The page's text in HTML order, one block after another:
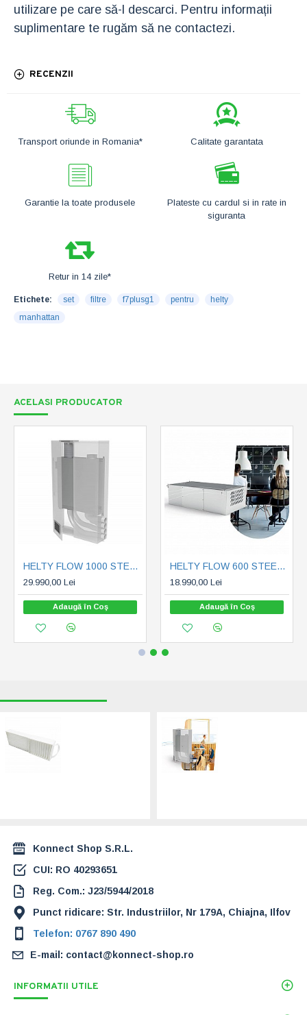
Transport oriunde in Romania* Calitate garantata
Garantie la toate produsele
Plateste cu cardul si in rate in
siguranta
Retur in 14 zile*
utilizare pe care să-l descarci. Pentru informații
suplimentare te rugăm să ne contactezi.
RECENZII
Etichete: set filtre f7plusg1 pentru
helty
manhattan
ACELASI PRODUCATOR
HELTY FLOW 1000 STEEL - MONTAJ TAVAN SAU PERETE ( 1000 mc/h) (Flow1000)
29.990,00 Lei
Adaugă în Coş
HELTY FLOW 600 STEEL - MONTAJ TAVAN SAU PERETE ( 600 mc/h) (1VMC04020)
18.990,00 Lei
Adaugă în Coş
Konnect Shop S.R.L.
CUI: RO 40293651
Reg. Com.: J23/5944/2018
Punct ridicare: Str. Industriilor, Nr 179A, Chiajna, Ilfov
Telefon: 0767 890 490
E-mail: contact@konnect-shop.ro
INFORMATII UTILE